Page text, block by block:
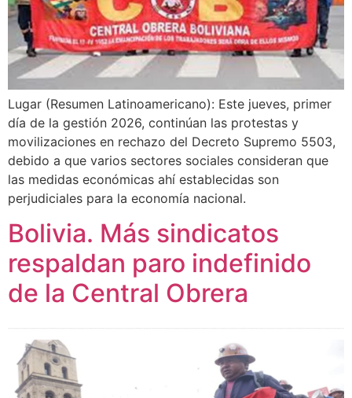
Lugar (Resumen Latinoamericano): Este jueves, primer
día de la gestión 2026, continúan las protestas y
movilizaciones en rechazo del Decreto Supremo 5503,
debido a que varios sectores sociales consideran que
las medidas económicas ahí establecidas son
perjudiciales para la economía nacional.
Bolivia. Más sindicatos
respaldan paro indefinido
de la Central Obrera